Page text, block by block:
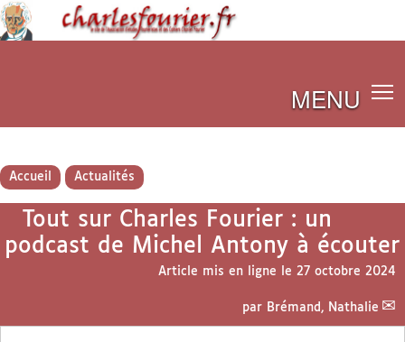
MENU
Accueil Actualités
Tout sur Charles Fourier : un
podcast de Michel Antony à écouter
Article mis en ligne le 27 octobre 2024
par Brémand, Nathalie